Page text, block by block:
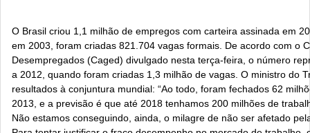
O Brasil criou 1,1 milhão de empregos com carteira assinada em
em 2003, foram criadas 821.704 vagas formais. De acordo com o
Desempregados (Caged) divulgado nesta terça-feira, o número
a 2012, quando foram criadas 1,3 milhão de vagas. O ministro do
resultados à conjuntura mundial: “Ao todo, foram fechados 62
2013, e a previsão é que até 2018 tenhamos 200 milhões de
Não estamos conseguindo, ainda, o milagre de não ser afetado